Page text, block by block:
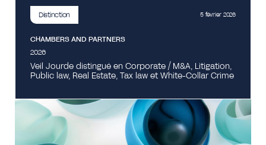
Distinction 5 février 2026
CHAMBERS AND PARTNERS
2026
Veil Jourde distingué en Corporate / M&A, Litigation,
Public law, Real Estate, Tax law et White-Collar Crime